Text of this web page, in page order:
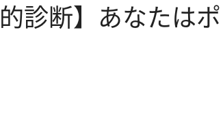
的診断】あなたは